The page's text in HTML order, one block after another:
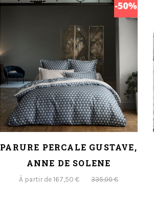
PARURE PERCALE GUSTAVE,
ANNE DE SOLENE
À partir de 167,50 € 335,00 €